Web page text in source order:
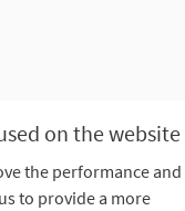
on the website
the performance and
to provide a more